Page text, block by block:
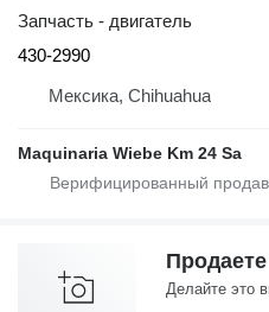
Запчасть - двигатель
430-2990
Мексика, Chihuahua
Maquinaria Wiebe Km 24 Sa
Делайте это